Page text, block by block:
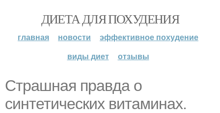
ДИЕТА ДЛЯ ПОХУДЕНИЯ
главная новости
эффективное похудение
виды диет
отзывы
Страшная правда о
синтетических витаминах.